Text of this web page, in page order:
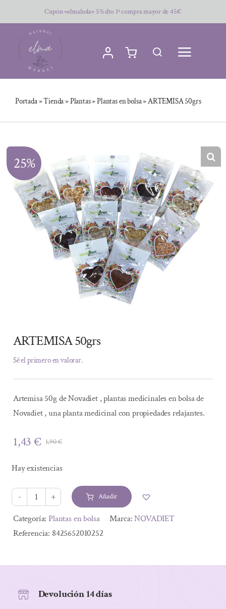
al
contenido
Cupón «elmahola» 5% dto 1ª compra mayor de 45€
Portada»Tienda»Plantas»Plantas en bolsa»ARTEMISA 50grs
25%
ARTEMISA 50grs
Sé el primero en valorar.
Artemisa 50g de Novadiet , plantas medicinales en bolsa de
Novadiet , una planta medicinal con propiedades relajantes.
1,90€El
era:
1,90 €.
1,43€
El
es:
1,43 €.
Hay existencias
ARTEMISA
50grs
cantidad
Añadir
Alternative:
Categoría:Plantas en bolsa Marca:NOVADIET
Referencia: 8425652010252
Devolución 14 días